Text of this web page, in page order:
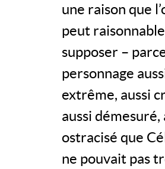
une raison que
peut
supposer –
personnage
extrême, aussi
aussi démesuré,
ostracisé que
ne pouvait pas